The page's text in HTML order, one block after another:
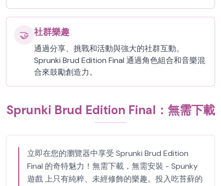
🤝 社群樂趣
通過分享、挑戰和活動與強大的社群互動。
Sprunki Brud Edition Final 通過角色組合和音樂混
合來鼓勵創造力。
Sprunki Brud Edition Final：無需下載
立即在您的瀏覽器中享受 Sprunki Brud Edition
Final 的奇特魅力！無需下載，無需安裝 - Spunky
遊戲 上只有純粹、未經修飾的樂趣。投入吃苔蘚的